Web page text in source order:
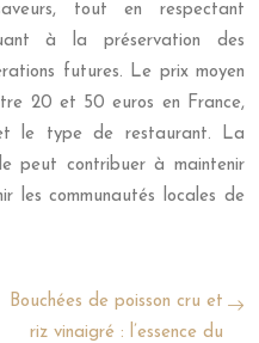
tout en respectant
à la préservation des
futures. Le prix moyen
20 et 50 euros en France,
le type de restaurant. La
peut contribuer à maintenir
les communautés locales de
Bouchées de poisson cru et
riz vinaigré : l’essence du